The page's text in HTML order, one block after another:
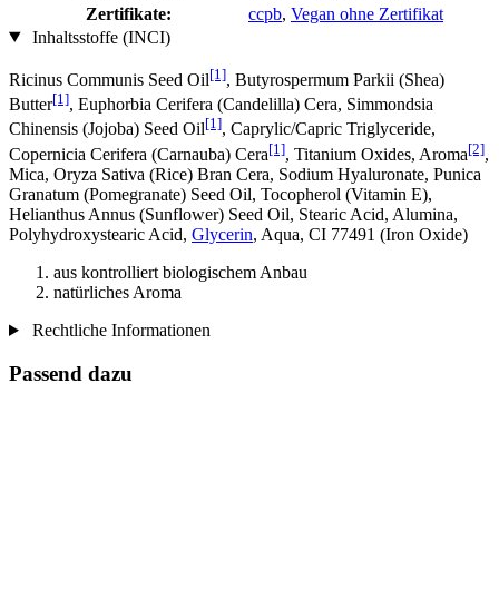
Zertifikate:
ccpb, Vegan ohne Zertifikat
Inhaltsstoffe (INCI)
Ricinus Communis Seed Oil[1], Butyrospermum Parkii (Shea)
Butter[1], Euphorbia Cerifera (Candelilla) Cera, Simmondsia
Chinensis (Jojoba) Seed Oil[1], Caprylic/Capric Triglyceride,
Copernicia Cerifera (Carnauba) Cera[1], Titanium Oxides, Aroma[2],
Mica, Oryza Sativa (Rice) Bran Cera, Sodium Hyaluronate, Punica
Granatum (Pomegranate) Seed Oil, Tocopherol (Vitamin E),
Helianthus Annus (Sunflower) Seed Oil, Stearic Acid, Alumina,
Polyhydroxystearic Acid, Glycerin, Aqua, CI 77491 (Iron Oxide)
aus kontrolliert biologischem Anbau
natürliches Aroma
Rechtliche Informationen
Passend dazu